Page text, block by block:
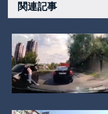
関連記事